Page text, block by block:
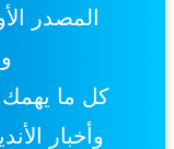
المصدر الأول
كل ما يهمك من
وأخبار